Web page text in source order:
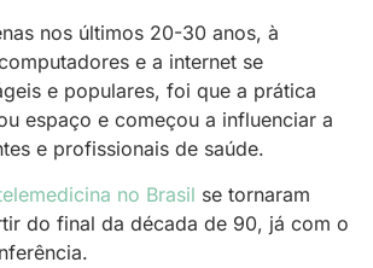
nos últimos 20-30 anos, à
e a internet se
e populares, foi que a prática
espaço e começou a influenciar a
e profissionais de saúde.
no Brasil se tornaram
do final da década de 90, já com o